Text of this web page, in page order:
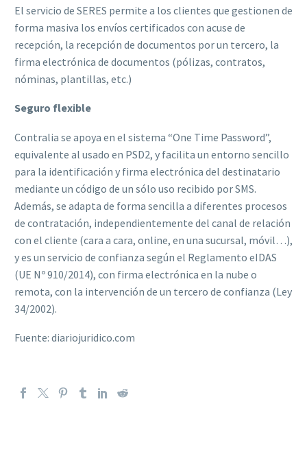
El servicio de SERES permite a los clientes que gestionen de
forma masiva los envíos certificados con acuse de
recepción, la recepción de documentos por un tercero, la
firma electrónica de documentos (pólizas, contratos,
nóminas, plantillas, etc.)
Seguro flexible
Contralia se apoya en el sistema “One Time Password”,
equivalente al usado en PSD2, y facilita un entorno sencillo
para la identificación y firma electrónica del destinatario
mediante un código de un sólo uso recibido por SMS.
Además, se adapta de forma sencilla a diferentes procesos
de contratación, independientemente del canal de relación
con el cliente (cara a cara, online, en una sucursal, móvil…),
y es un servicio de confianza según el Reglamento eIDAS
(UE Nº 910/2014), con firma electrónica en la nube o
remota, con la intervención de un tercero de confianza (Ley
34/2002).
Fuente: diariojuridico.com